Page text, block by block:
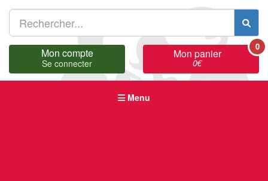
Mon compte
Se connecter
Mon panier
0€
0
Menu